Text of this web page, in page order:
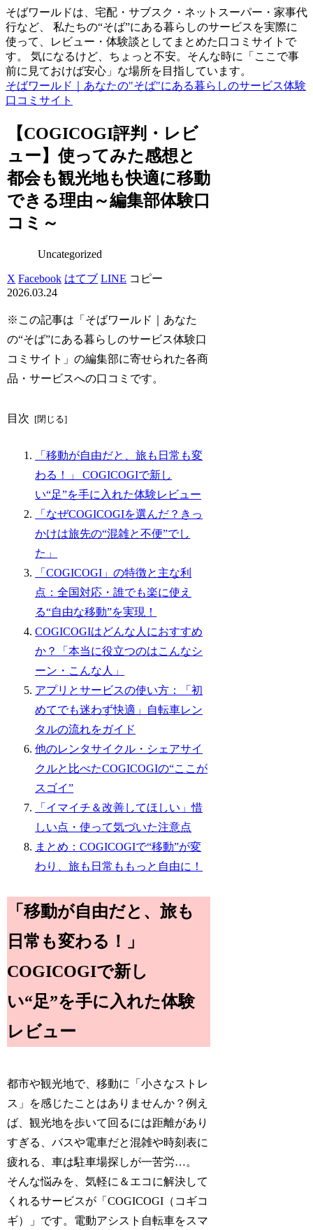
そばワールドは、宅配・サブスク・ネットスーパー・家事代
行など、 私たちの“そば”にある暮らしのサービスを実際に
使って、レビュー・体験談としてまとめた口コミサイトで
す。 気になるけど、ちょっと不安。そんな時に「ここで事
前に見ておけば安心」な場所を目指しています。
そばワールド｜あなたの"そば"にある暮らしのサービス体験
口コミサイト
【COGICOGI評判・レビ
ュー】使ってみた感想と
都会も観光地も快適に移動
できる理由～編集部体験口
コミ～
Uncategorized
X Facebook はてブ LINE コピー
2026.03.24
※この記事は「そばワールド｜あなた
の“そば”にある暮らしのサービス体験口
コミサイト」の編集部に寄せられた各商
品・サービスへの口コミです。
目次
「移動が自由だと、旅も日常も変
わる！」 COGICOGIで新し
い“足”を手に入れた体験レビュー
「なぜCOGICOGIを選んだ？きっ
かけは旅先の“混雑と不便”でし
た」
「COGICOGI」の特徴と主な利
点：全国対応・誰でも楽に使え
る“自由な移動”を実現！
COGICOGIはどんな人におすすめ
か？「本当に役立つのはこんなシ
ーン・こんな人」
アプリとサービスの使い方：「初
めてでも迷わず快適」自転車レン
タルの流れをガイド
他のレンタサイクル・シェアサイ
クルと比べたCOGICOGIの“ここが
スゴイ”
「イマイチ＆改善してほしい」惜
しい点・使って気づいた注意点
まとめ：COGICOGIで“移動”が変
わり、旅も日常ももっと自由に！
「移動が自由だと、旅も
日常も変わる！」
COGICOGIで新し
い“足”を手に入れた体験
レビュー
都市や観光地で、移動に「小さなストレ
ス」を感じたことはありませんか？例え
ば、観光地を歩いて回るには距離があり
すぎる、バスや電車だと混雑や時刻表に
疲れる、車は駐車場探しが一苦労…。
そんな悩みを、気軽に＆エコに解決して
くれるサービスが「COGICOGI（コギコ
ギ）」です。電動アシスト自転車をスマ